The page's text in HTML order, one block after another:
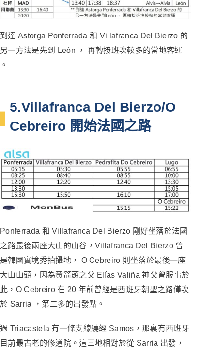
到達 Astorga Ponferrada 和 Villafranca Del Bierzo 的
另一方法是先到 León ， 再轉接班次較多的當地客運
。
5.Villafranca Del Bierzo/O
Cebreiro 開始法國之路
Ponferrada 和 Villafranca Del Bierzo 剛好坐落於法國
之路最後兩座大山的山谷，Villafranca Del Bierzo 曾
是韓國實境秀拍攝地， O Cebreiro 則坐落於最後一座
大山山頭，因為黃箭頭之父 Elías Valiña 神父曾服事於
此，O Cebreiro 在 20 年前曾經是西班牙朝聖之路僅次
於 Sarria ，第二多的出發點。
過 Triacastela 有一條支線繞經 Samos，那裏有西班牙
目前最古老的修道院。這三地相對於從 Sarria 出發，